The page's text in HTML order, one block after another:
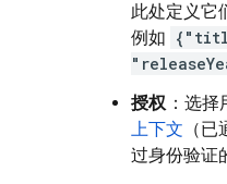
此处定义它
例如
授权：选择
上下文 （
过身份验证